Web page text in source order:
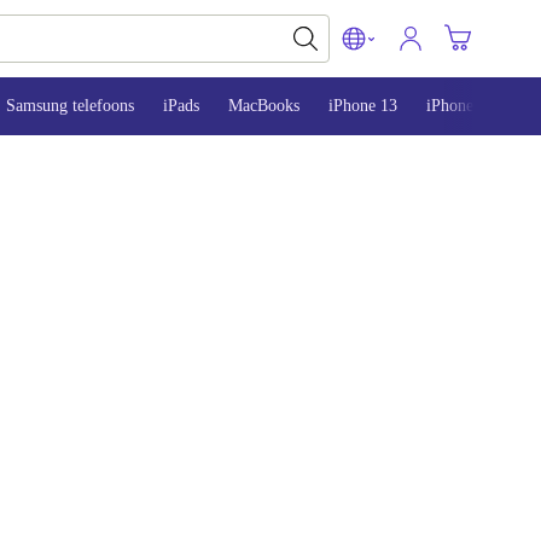
Samsung telefoons iPads MacBooks iPhone 13 iPhone 14